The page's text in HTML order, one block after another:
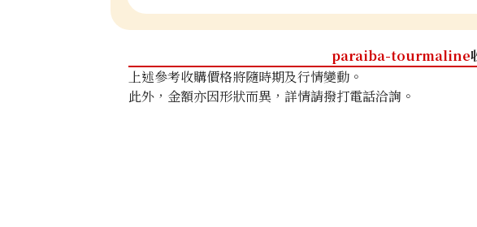
paraiba-tourmaline
上述參考收購價格將隨時期及行情變動。
此外，金額亦因形狀而異，詳情請撥打電話洽詢。